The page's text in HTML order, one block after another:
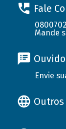
Fale
Mande
Envie